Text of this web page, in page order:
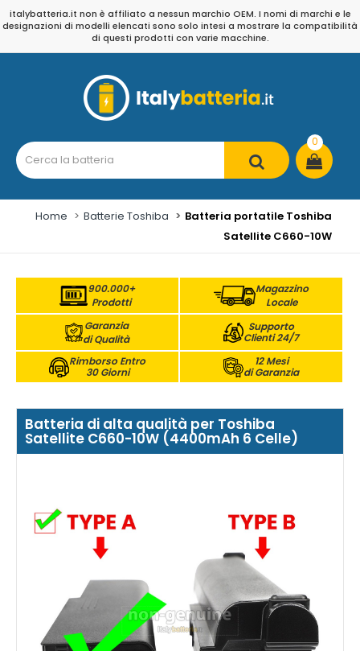
italybatteria.it non è affiliato a nessun marchio OEM. I nomi di marchi e le
designazioni di modelli elencati sono solo intesi a mostrare la compatibilità
di questi prodotti con varie macchine.
0
Home Batterie Toshiba
Batteria portatile Toshiba
Satellite C660-10W
900.000+
Prodotti
Magazzino
Locale
Garanzia
di Qualità
Supporto
Clienti 24/7
Rimborso Entro
30 Giorni
12 Mesi
di Garanzia
Batteria di alta qualità per Toshiba
Satellite C660-10W (4400mAh 6 Celle)